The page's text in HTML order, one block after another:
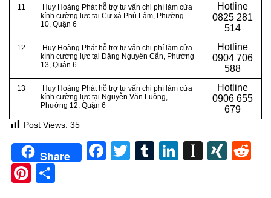
11
Huy Hoàng Phát hỗ trợ tư vấn chi phí làm cửa
kính cường lực tại Cư xá Phú Lâm, Phường
10, Quận 6
Hotline
0825 281
514
12
Huy Hoàng Phát hỗ trợ tư vấn chi phí làm cửa
kính cường lực tại Đặng Nguyên Cẩn, Phường
13, Quận 6
Hotline
0904 706
588
13
Huy Hoàng Phát hỗ trợ tư vấn chi phí làm cửa
kính cường lực tại Nguyễn Văn Luông,
Phường 12, Quận 6
Hotline
0906 655
679
Post Views: 35
Share Facebook
TwitterTumblrLinkedIn
Pinterest